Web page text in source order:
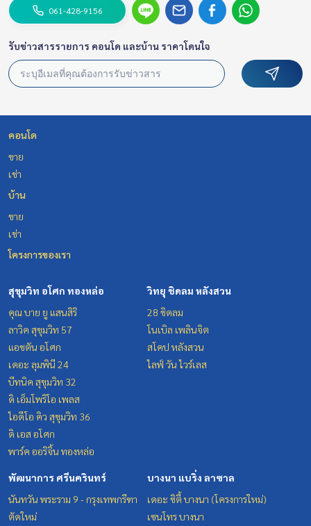
061-428-9156
รับข่าวสารรายการ คอนโด และบ้าน ราคาโดนใจ
คอนโด
ขาย
เช่า
บ้าน
ขาย
เช่า
โครงการของเรา
สุขุมวิท อโศก ทองหล่อ
คุณ บาย ยู แสนสิริ
ลาวิค สุขุมวิท 57
แอชตัน อโศก
เดอะ ลุมพินี 24
บีทนิค สุขุมวิท 32
ดิ เอ็มโพริโอ เพลส
ไอดีโอ คิว สุขุมวิท 36
ดิ เอส อโศก
พาร์ค ออริจิ้น ทองหล่อ
วิทยุ ชิดลม หลังสวน
28 ชิดลม
โนเบิล เพลินจิต
สโคป หลังสวน
ไลฟ์ วัน ไวร์เลส
พัฒนาการ ศรีนครินทร์
นันทวัน พระราม 9 - กรุงเทพกรีฑา
ตัดใหม่
บางนา แบริ่ง ลาซาล
เดอะ ซิตี้ บางนา (โครงการใหม่)
เซนโทร บางนา